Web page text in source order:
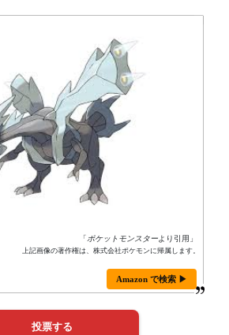
「ポケットモンスターより引用」
上記画像の著作権は、株式会社ポケモンに帰属します。
Amazon で検索 ▶